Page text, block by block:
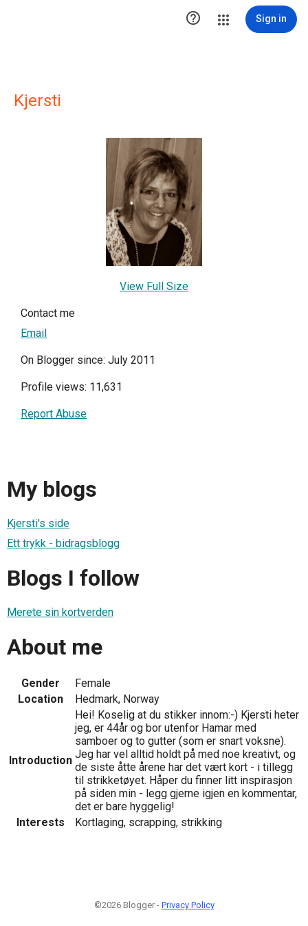
 Sign in
Kjersti
View Full Size
Contact me
Email
On Blogger since: July 2011
Profile views: 11,631
Report Abuse
My blogs
Kjersti's side
Ett trykk - bidragsblogg
Blogs I follow
Merete sin kortverden
About me
Gender
Female
Location
Hedmark, Norway
Introduction
Hei! Koselig at du stikker innom:-) Kjersti heter
jeg, er 44år og bor utenfor Hamar med
samboer og to gutter (som er snart voksne).
Jeg har vel alltid holdt på med noe kreativt, og
de siste åtte årene har det vært kort - i tillegg
til strikketøyet. Håper du finner litt inspirasjon
på siden min - legg gjerne igjen en kommentar,
det er bare hyggelig!
Interests
Kortlaging, scrapping, strikking
©2026 Blogger - Privacy Policy